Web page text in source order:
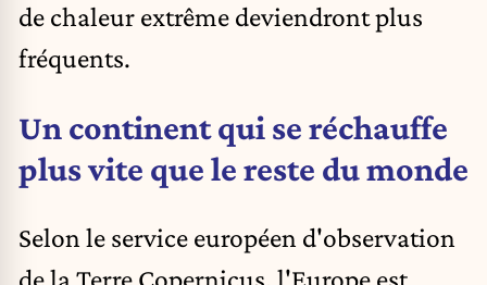
de chaleur extrême deviendront plus
fréquents.
Un continent qui se réchauffe
plus vite que le reste du monde
Selon le service européen d'observation
de la Terre Copernicus, l'Europe est